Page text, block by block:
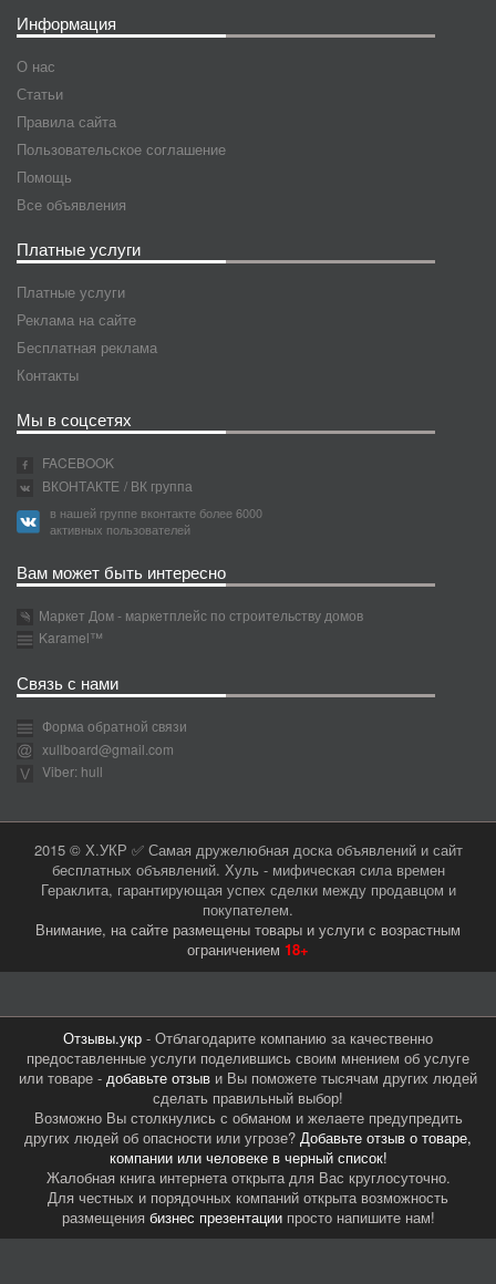
Информация
О нас
Статьи
Правила сайта
Пользовательское соглашение
Помощь
Все объявления
Платные услуги
Платные услуги
Реклама на сайте
Бесплатная реклама
Контакты
Мы в соцсетях
FACEBOOK
ВКОНТАКТЕ / ВК группа
в нашей группе вконтакте более 6000
активных пользователей
Вам может быть интересно
Маркет Дом - маркетплейс по строительству домов
Karamel™
Связь с нами
Форма обратной связи
xullboard@gmail.com
Viber: hull
2015 © Х.УКР ✅ Самая дружелюбная доска объявлений и сайт
бесплатных объявлений. Хуль - мифическая сила времен
Гераклита, гарантирующая успех сделки между продавцом и
покупателем.
Внимание, на сайте размещены товары и услуги с возрастным
ограничением 18+
Отзывы.укр - Отблагодарите компанию за качественно
предоставленные услуги поделившись своим мнением об услуге
или товаре - добавьте отзыв и Вы поможете тысячам других людей
сделать правильный выбор!
Возможно Вы столкнулись с обманом и желаете предупредить
других людей об опасности или угрозе? Добавьте отзыв о товаре,
компании или человеке в черный список!
Жалобная книга интернета открыта для Вас круглосуточно.
Для честных и порядочных компаний открыта возможность
размещения бизнес презентациипросто напишите нам!